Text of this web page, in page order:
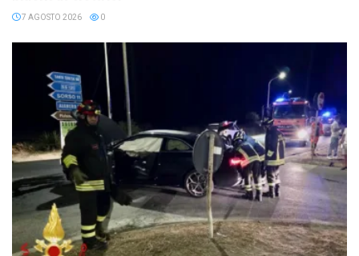
7 AGOSTO 2026 0